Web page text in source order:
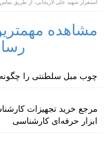
استقرار شهید علی لاریجانی، از طریق
مشاهده
چوب مبل سلطنتی را چگونه
مرجع خرید تجهیزات
ابزار حرفه‌ای کارشناسی